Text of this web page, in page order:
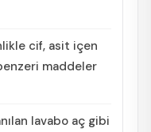
cif, asit içen
maddeler
lavabo aç gibi